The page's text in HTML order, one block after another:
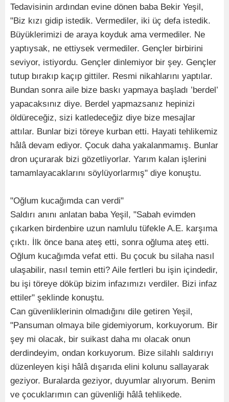
Tedavisinin ardından evine dönen baba Bekir Yeşil,
"Biz kızı gidip istedik. Vermediler, iki üç defa istedik.
Büyüklerimizi de araya koyduk ama vermediler. Ne
yaptıysak, ne ettiysek vermediler. Gençler birbirini
seviyor, istiyordu. Gençler dinlemiyor bir şey. Gençler
tutup bırakıp kaçıp gittiler. Resmi nikahlarını yaptılar.
Bundan sonra aile bize baskı yapmaya başladı ’berdel’
yapacaksınız diye. Berdel yapmazsanız hepinizi
öldüreceğiz, sizi katledeceğiz diye bize mesajlar
attılar. Bunlar bizi töreye kurban etti. Hayati tehlikemiz
hâlâ devam ediyor. Çocuk daha yakalanmamış. Bunlar
dron uçurarak bizi gözetliyorlar. Yarım kalan işlerini
tamamlayacaklarını söylüyorlarmış" diye konuştu.
"Oğlum kucağımda can verdi"
Saldırı anını anlatan baba Yeşil, "Sabah evimden
çıkarken birdenbire uzun namlulu tüfekle A.E. karşıma
çıktı. İlk önce bana ateş etti, sonra oğluma ateş etti.
Oğlum kucağımda vefat etti. Bu çocuk bu silaha nasıl
ulaşabilir, nasıl temin etti? Aile fertleri bu işin içindedir,
bu işi töreye döküp bizim infazımızı verdiler. Bizi infaz
ettiler" şeklinde konuştu.
Can güvenliklerinin olmadığını dile getiren Yeşil,
"Pansuman olmaya bile gidemiyorum, korkuyorum. Bir
şey mi olacak, bir suikast daha mı olacak onun
derdindeyim, ondan korkuyorum. Bize silahlı saldırıyı
düzenleyen kişi hâlâ dışarıda elini kolunu sallayarak
geziyor. Buralarda geziyor, duyumlar alıyorum. Benim
ve çocuklarımın can güvenliği hâlâ tehlikede.